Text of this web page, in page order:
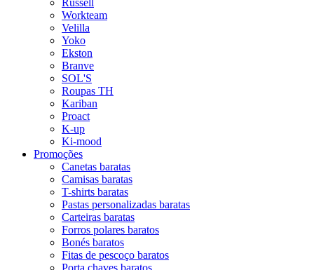
Workteam
Velilla
Yoko
Ekston
Branve
SOL'S
Roupas TH
Kariban
Proact
K-up
Ki-mood
Promoções
Canetas baratas
Camisas baratas
T-shirts baratas
Pastas personalizadas baratas
Carteiras baratas
Forros polares baratos
Bonés baratos
Fitas de pescoço baratos
Porta chaves baratos